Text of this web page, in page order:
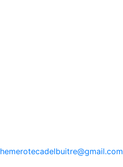
hemerotecadelbuitre@gmail.com